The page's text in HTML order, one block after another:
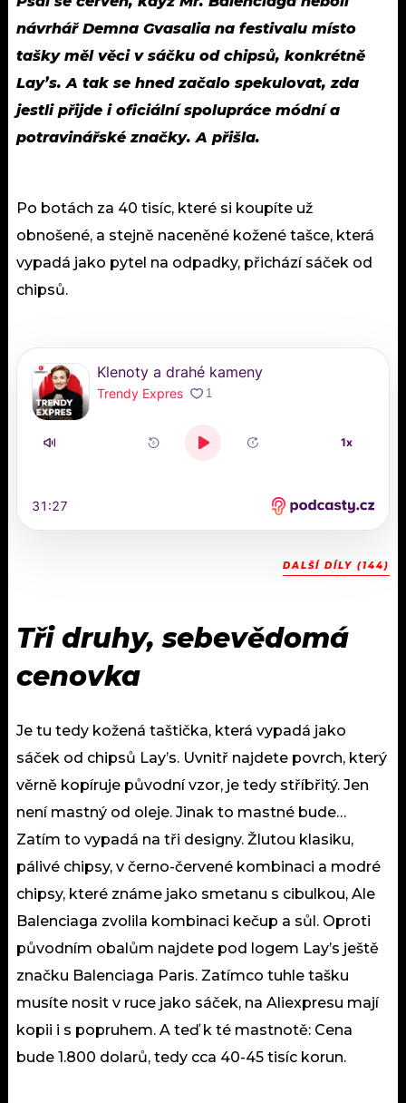
návrhář Demna Gvasalia na festivalu místo
tašky měl věci v sáčku od chipsů, konkrétně
Lay’s. A tak se hned začalo spekulovat, zda
jestli přijde i oficiální spolupráce módní a
potravinářské značky. A přišla.
Po botách za 40 tisíc, které si koupíte už
obnošené, a stejně naceněné kožené tašce, která
vypadá jako pytel na odpadky, přichází sáček od
chipsů.
DALŠÍ DÍLY (144)
Tři druhy, sebevědomá
cenovka
Je tu tedy kožená taštička, která vypadá jako
sáček od chipsů Lay’s. Uvnitř najdete povrch, který
věrně kopíruje původní vzor, je tedy stříbřitý. Jen
není mastný od oleje. Jinak to mastné bude…
Zatím to vypadá na tři designy. Žlutou klasiku,
pálivé chipsy, v černo-červené kombinaci a modré
chipsy, které známe jako smetanu s cibulkou, Ale
Balenciaga zvolila kombinaci kečup a sůl. Oproti
původním obalům najdete pod logem Lay’s ještě
značku Balenciaga Paris. Zatímco tuhle tašku
musíte nosit v ruce jako sáček, na Aliexpresu mají
kopii i s popruhem. A teď k té mastnotě: Cena
bude 1.800 dolarů, tedy cca 40-45 tisíc korun.